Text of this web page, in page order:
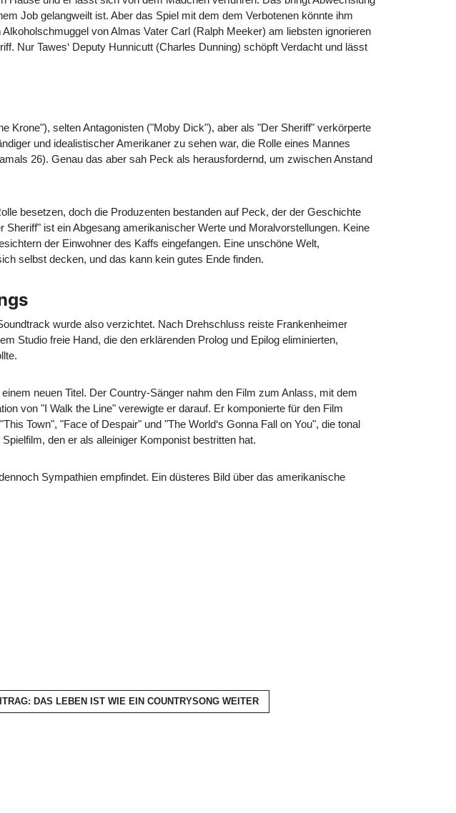
Job gelangweilt ist. Aber das Spiel mit dem dem Verbotenen könnte ihm
von Almas Vater Carl (Ralph Meeker) am liebsten ignorieren
Nur Tawes‘ Deputy Hunnicutt (Charles Dunning) schöpft Verdacht und lässt
Krone"), selten Antagonisten ("Moby Dick"), aber als "Der Sheriff" verkörperte
und idealistischer Amerikaner zu sehen war, die Rolle eines Mannes
26). Genau das aber sah Peck als herausfordernd, um zwischen Anstand
besetzen, doch die Produzenten bestanden auf Peck, der der Geschichte
ist ein Abgesang amerikanischer Werte und Moralvorstellungen. Keine
der Einwohner des Kaffs eingefangen. Eine unschöne Welt,
selbst decken, und das kann kein gutes Ende finden.
wurde also verzichtet. Nach Drehschluss reiste Frankenheimer
Studio freie Hand, die den erklärenden Prolog und Epilog eliminierten,
neuen Titel. Der Country-Sänger nahm den Film zum Anlass, mit dem
von "I Walk the Line" verewigte er darauf. Er komponierte für den Film
Town", "Face of Despair" und "The World‘s Gonna Fall on You", die tonal
den er als alleiniger Komponist bestritten hat.
Sympathien empfindet. Ein düsteres Bild über das amerikanische
DAS LEBEN IST WIE EIN COUNTRYSONG WEITER